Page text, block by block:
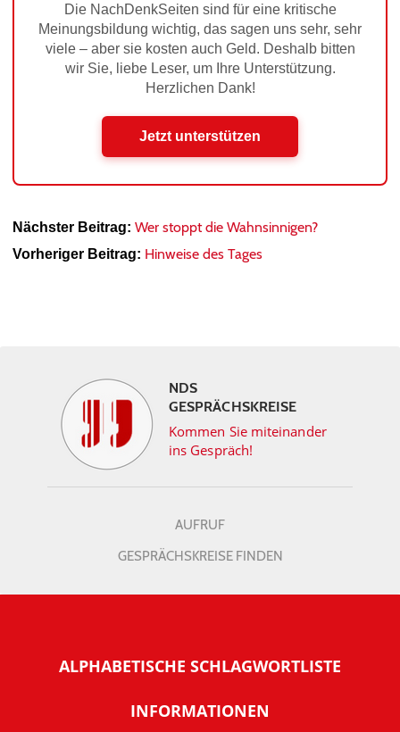
Die NachDenkSeiten sind für eine kritische
Meinungsbildung wichtig, das sagen uns sehr, sehr
viele – aber sie kosten auch Geld. Deshalb bitten
wir Sie, liebe Leser, um Ihre Unterstützung.
Herzlichen Dank!
Jetzt unterstützen
Nächster Beitrag: Wer stoppt die Wahnsinnigen?
Vorheriger Beitrag: Hinweise des Tages
NDS
GESPRÄCHSKREISE
Kommen Sie miteinander
ins Gespräch!
AUFRUF
GESPRÄCHSKREISE FINDEN
ALPHABETISCHE SCHLAGWORTLISTE
INFORMATIONEN